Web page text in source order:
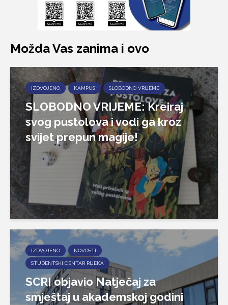
Možda Vas zanima i ovo
IZDVOJENO KAMPUS SLOBODNO VRIJEME
SLOBODNO VRIJEME: Kreiraj
svog pustolova i vodi ga kroz
svijet prepun magije!
IZDVOJENO NOVOSTI
STUDENTSKI CENTAR RIJEKA
SCRI objavio Natječaj za
smještaj u akademskoj godini